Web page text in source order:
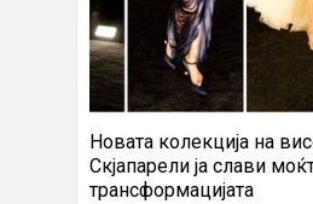
Новата колекција на
Скјапарели ја слави
трансформацијата